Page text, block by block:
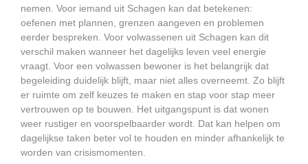
nemen. Voor iemand uit Schagen kan dat betekenen:
oefenen met plannen, grenzen aangeven en problemen
eerder bespreken. Voor volwassenen uit Schagen kan dit
verschil maken wanneer het dagelijks leven veel energie
vraagt. Voor een volwassen bewoner is het belangrijk dat
begeleiding duidelijk blijft, maar niet alles overneemt. Zo blijft
er ruimte om zelf keuzes te maken en stap voor stap meer
vertrouwen op te bouwen. Het uitgangspunt is dat wonen
weer rustiger en voorspelbaarder wordt. Dat kan helpen om
dagelijkse taken beter vol te houden en minder afhankelijk te
worden van crisismomenten.